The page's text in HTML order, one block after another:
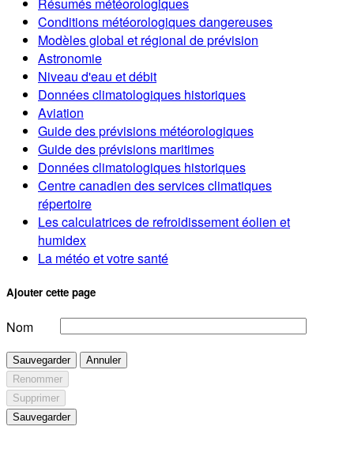
Résumés météorologiques
Conditions météorologiques dangereuses
Modèles global et régional de prévision
Astronomie
Niveau d'eau et débit
Données climatologiques historiques
Aviation
Guide des prévisions météorologiques
Guide des prévisions maritimes
Données climatologiques historiques
Centre canadien des services climatiques
répertoire
Les calculatrices de refroidissement éolien et
humidex
La météo et votre santé
Ajouter cette page
Nom
Sauvegarder
Annuler
Renommer
Supprimer
Sauvegarder